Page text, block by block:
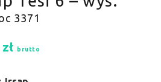
3371
zł brutto